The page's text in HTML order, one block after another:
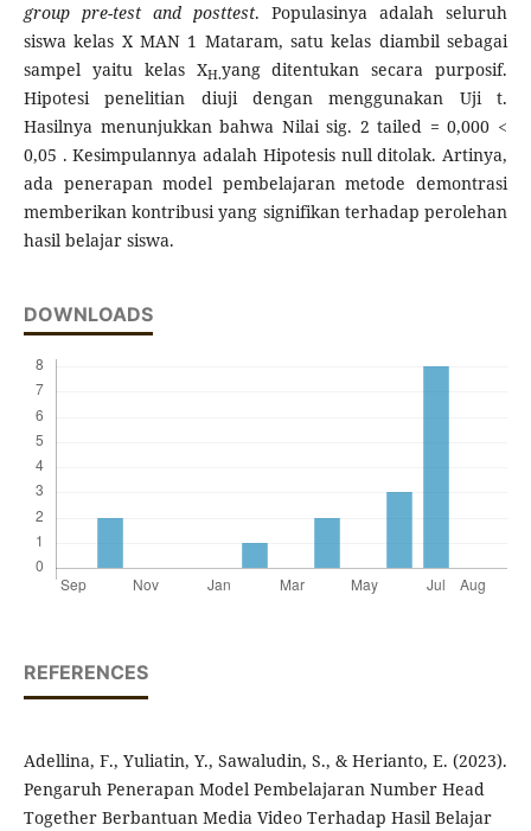
group pre-test and posttest. Populasinya adalah seluruh
siswa kelas X MAN 1 Mataram, satu kelas diambil sebagai
sampel yaitu kelas XH.yang ditentukan secara purposif.
Hipotesi penelitian diuji dengan menggunakan Uji t.
Hasilnya menunjukkan bahwa Nilai sig. 2 tailed = 0,000 <
0,05 . Kesimpulannya adalah Hipotesis null ditolak. Artinya,
ada penerapan model pembelajaran metode demontrasi
memberikan kontribusi yang signifikan terhadap perolehan
hasil belajar siswa.
DOWNLOADS
REFERENCES
Adellina, F., Yuliatin, Y., Sawaludin, S., & Herianto, E. (2023).
Pengaruh Penerapan Model Pembelajaran Number Head
Together Berbantuan Media Video Terhadap Hasil Belajar